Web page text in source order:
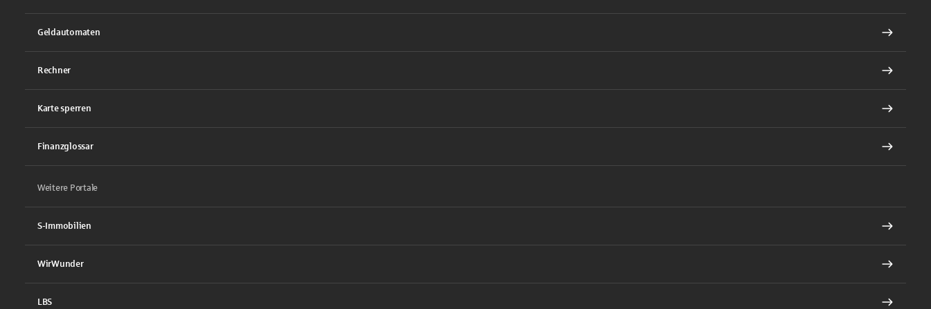
Geldautomaten
Rechner
Karte sperren
Finanzglossar
Weitere Portale
S-Immobilien
WirWunder
LBS